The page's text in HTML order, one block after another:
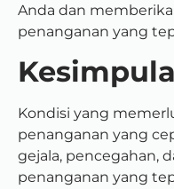
Anda dan
penanganan yang
Kondisi yang
penanganan yang
gejala, pencegahan,
penanganan yang